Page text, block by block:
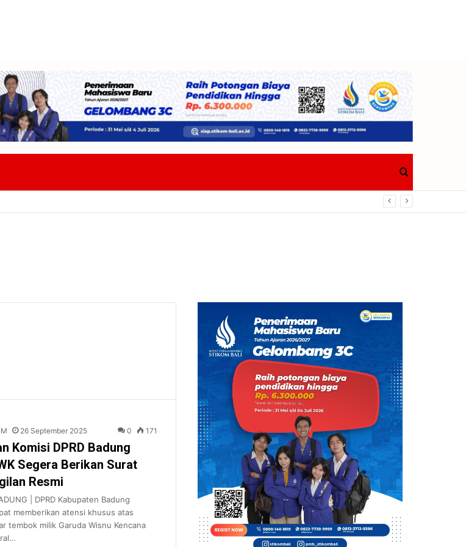
for
Fase Grup Di Soekarno Cup 2026 Target Bawa Pulang Trofi
26 September 2025 0 171
Komisi DPRD Badung
Segera Berikan Surat
Resmi
| DPRD Kabupaten Badung
memberikan atensi khusus atas
tembok milik Garuda Wisnu Kencana